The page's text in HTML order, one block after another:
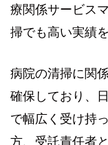
療関係サービス
掃でも高い実績
病院の清掃に関
確保しており、
で幅広く受け持
方、受託責任者